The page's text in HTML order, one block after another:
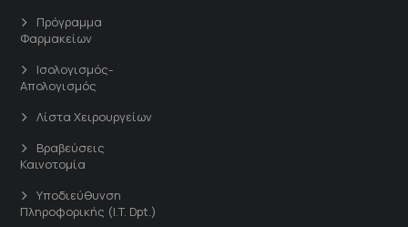
Πρόγραμμα
Φαρμακείων
Ισολογισμός-
Απολογισμός
Λίστα Χειρουργείων
Βραβεύσεις
Καινοτομία
Υποδιεύθυνση
Πληροφορικής (I.T. Dpt.)